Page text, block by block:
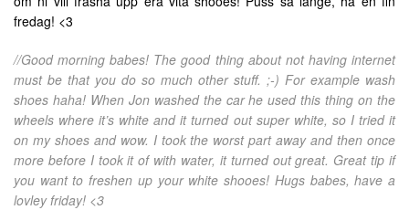
fredag! <3
//Good morning babes! The good thing about not having internet
must be that you do so much other stuff. ;-) For example wash
shoes haha! When Jon washed the car he used this thing on the
wheels where it’s white and it turned out super white, so I tried it
on my shoes and wow. I took the worst part away and then once
more before I took it of with water, it turned out great. Great tip if
you want to freshen up your white shooes! Hugs babes, have a
lovley friday! <3